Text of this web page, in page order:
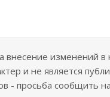
изменений
и не является
- просьба сообщить на